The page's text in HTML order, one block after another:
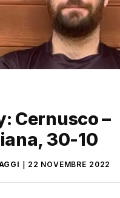
Cernusco –
30-10
22 NOVEMBRE 2022